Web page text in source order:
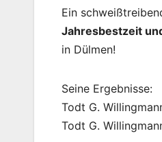
Ein
Jahresbestzeit
in Dülmen!
Seine Ergebnisse:
Todt G.
Todt G.